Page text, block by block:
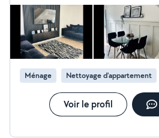
Ménage Nettoyage d'appartement
Voir le profil